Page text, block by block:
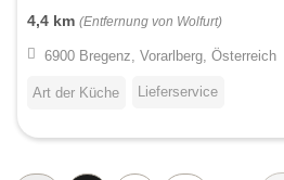
4,4 km (Entfernung von Wolfurt)
6900 Bregenz, Vorarlberg, Österreich
Art der Küche Lieferservice